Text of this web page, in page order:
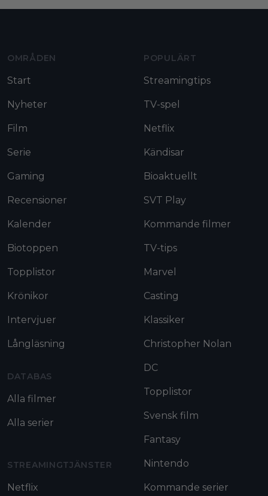
OMRÅDEN
Start
Nyheter
Film
Serie
Gaming
Recensioner
Kalender
Biotoppen
Topplistor
Krönikor
Intervjuer
Långläsning
DATABAS
Alla filmer
Alla serier
STREAMINGTJÄNSTER
Netflix
POPULÄRT
Streamingtips
TV-spel
Netflix
Kändisar
Bioaktuellt
SVT Play
Kommande filmer
TV-tips
Marvel
Casting
Klassiker
Christopher Nolan
DC
Topplistor
Svensk film
Fantasy
Nintendo
Kommande serier